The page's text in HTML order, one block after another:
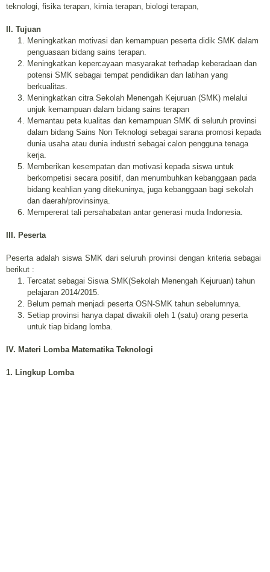
teknologi, fisika terapan, kimia terapan, biologi terapan,
II. Tujuan
Meningkatkan motivasi dan kemampuan peserta didik SMK dalam
penguasaan bidang sains terapan.
Meningkatkan kepercayaan masyarakat terhadap keberadaan dan
potensi SMK sebagai tempat pendidikan dan latihan yang
berkualitas.
Meningkatkan citra Sekolah Menengah Kejuruan (SMK) melalui
unjuk kemampuan dalam bidang sains terapan
Memantau peta kualitas dan kemampuan SMK di seluruh provinsi
dalam bidang Sains Non Teknologi sebagai sarana promosi kepada
dunia usaha atau dunia industri sebagai calon pengguna tenaga
kerja.
Memberikan kesempatan dan motivasi kepada siswa untuk
berkompetisi secara positif, dan menumbuhkan kebanggaan pada
bidang keahlian yang ditekuninya, juga kebanggaan bagi sekolah
dan daerah/provinsinya.
Mempererat tali persahabatan antar generasi muda Indonesia.
III. Peserta
Peserta adalah siswa SMK dari seluruh provinsi dengan kriteria sebagai
berikut :
Tercatat sebagai Siswa SMK(Sekolah Menengah Kejuruan) tahun
pelajaran 2014/2015.
Belum pernah menjadi peserta OSN-SMK tahun sebelumnya.
Setiap provinsi hanya dapat diwakili oleh 1 (satu) orang peserta
untuk tiap bidang lomba.
IV. Materi Lomba Matematika Teknologi
1. Lingkup Lomba